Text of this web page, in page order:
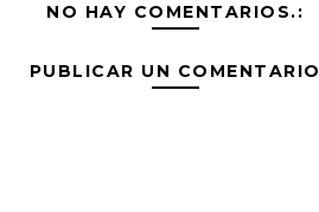
NO HAY COMENTARIOS.:
PUBLICAR UN COMENTARIO